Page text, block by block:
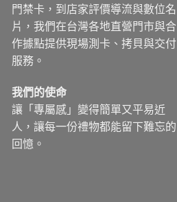
門禁卡，到店家評價導流與數位名
片，我們在台灣各地直營門市與合
作據點提供現場測卡、拷貝與交付
服務。
我們的使命
讓「專屬感」變得簡單又平易近
人，讓每一份禮物都能留下難忘的
回憶。